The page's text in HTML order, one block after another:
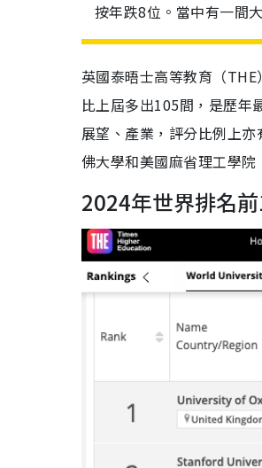
按年跌8位。當中有一間
英國泰晤士高等教育（
比上屆多出105間，是歷年
展望、產業，評分比例上
佛大學和美國麻省理工學
2024年世界排名前